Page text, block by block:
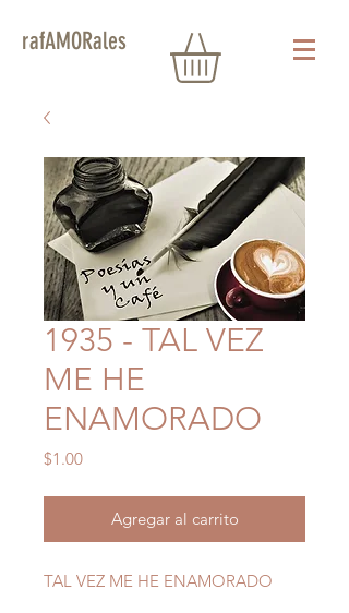
rafAMORales
1935 - TAL VEZ
ME HE
ENAMORADO
$1.00Precio
Agregar al carrito
TAL VEZ ME HE ENAMORADO